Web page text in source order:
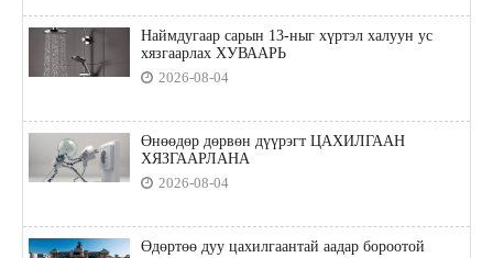
Наймдугаар сарын 13-ныг хүртэл халуун ус
хязгаарлах ХУВААРЬ
2026-08-04
Өнөөдөр дөрвөн дүүрэгт ЦАХИЛГААН
ХЯЗГААРЛАНА
2026-08-04
Өдөртөө дуу цахилгаантай аадар бороотой